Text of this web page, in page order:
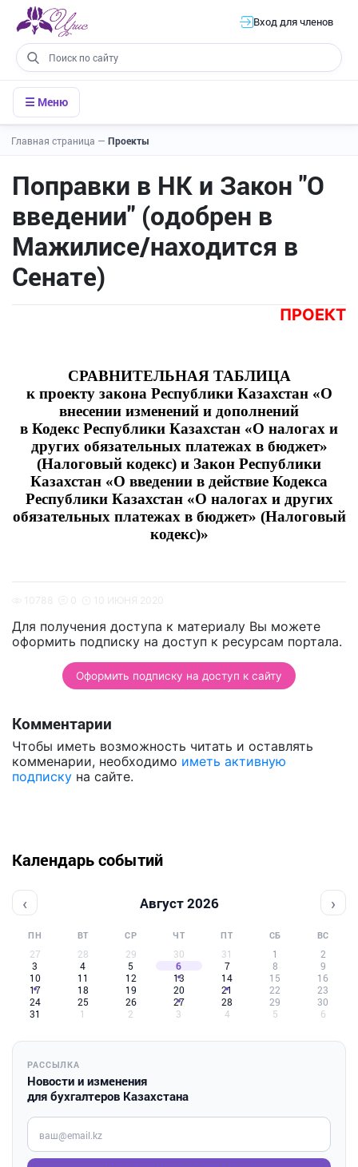
Вход для членов
☰ Меню
Главная страница — Проекты
Поправки в НК и Закон "О
введении" (одобрен в
Мажилисе/находится в
Сенате)
ПРОЕКТ
СРАВНИТЕЛЬНАЯ ТАБЛИЦА
к проекту закона Республики Казахстан «О
внесении изменений и дополнений
в Кодекс Республики Казахстан «О налогах и
других обязательных платежах в бюджет»
(Налоговый кодекс) и Закон Республики
Казахстан «О введении в действие Кодекса
Республики Казахстан «О налогах и других
обязательных платежах в бюджет» (Налоговый
кодекс)»
Для получения доступа к материалу Вы можете
оформить подписку на доступ к ресурсам портала.
Оформить подписку на доступ к сайту
Комментарии
Чтобы иметь возможность читать и оставлять
комменарии, необходимо иметь активную
подписку на сайте.
Календарь событий
‹ Август 2026 ›
ПН ВТ СР ЧТ ПТ СБ ВС
27 28 29 30 31 1
2
3
4 5 6 7 8
9
10
11 12 13 14 15
16
17
18 19 20 21 22
23
24
25 26 27 28 29
30
31
1 2 3 4 5 6
РАССЫЛКА
Новости и изменения
для бухгалтеров Казахстана
Введите ваш e-mail